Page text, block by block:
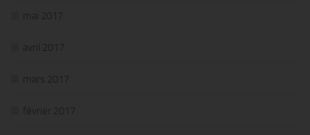
mai 2017
avril 2017
mars 2017
février 2017